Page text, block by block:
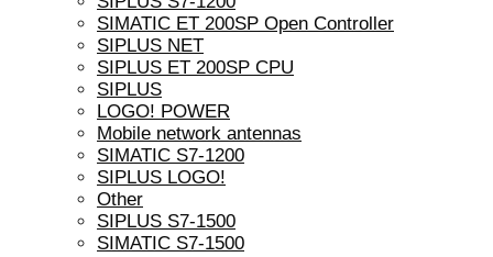
SIMATIC ET 200SP Open Controller
SIPLUS NET
SIPLUS ET 200SP CPU
SIPLUS
LOGO! POWER
Mobile network antennas
SIMATIC S7-1200
SIPLUS LOGO!
Other
SIPLUS S7-1500
SIMATIC S7-1500